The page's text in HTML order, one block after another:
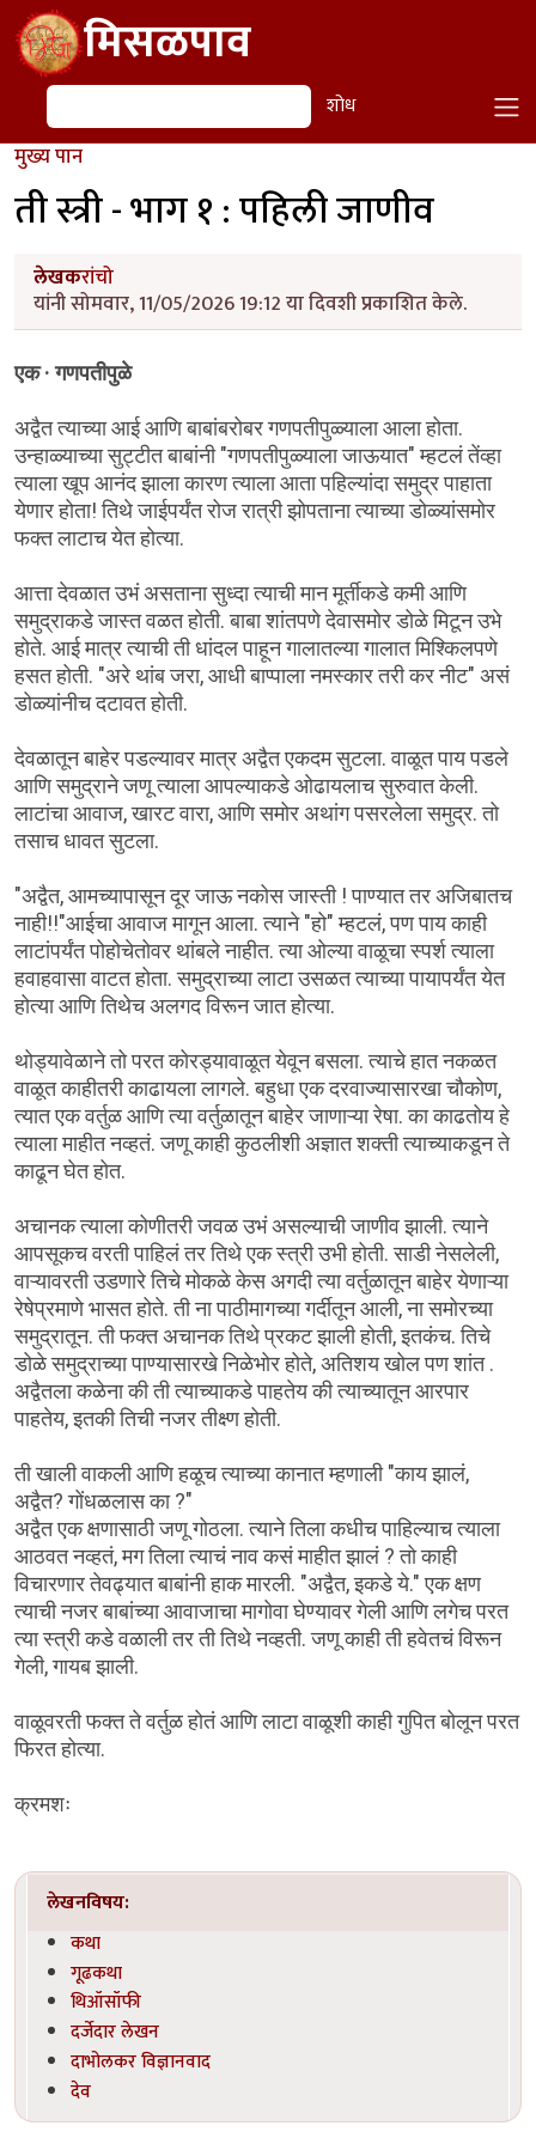
Skip to main contentमिसळपाव
शोध शोध
मुख्य पान
ती स्त्री - भाग १ : पहिली जाणीव
लेखकरांचो
यांनी सोमवार, 11/05/2026 19:12 या दिवशी प्रकाशित केले.
एक · गणपतीपुळे
अद्वैत त्याच्या आई आणि बाबांबरोबर गणपतीपुळ्याला आला होता.
उन्हाळ्याच्या सुट्टीत बाबांनी "गणपतीपुळ्याला जाऊयात" म्हटलं तेंव्हा
त्याला खूप आनंद झाला कारण त्याला आता पहिल्यांदा समुद्र पाहाता
येणार होता! तिथे जाईपर्यंत रोज रात्री झोपताना त्याच्या डोळ्यांसमोर
फक्त लाटाच येत होत्या.
आत्ता देवळात उभं असताना सुध्दा त्याची मान मूर्तीकडे कमी आणि
समुद्राकडे जास्त वळत होती. बाबा शांतपणे देवासमोर डोळे मिटून उभे
होते. आई मात्र त्याची ती धांदल पाहून गालातल्या गालात मिश्किलपणे
हसत होती. "अरे थांब जरा, आधी बाप्पाला नमस्कार तरी कर नीट" असं
डोळ्यांनीच दटावत होती.
देवळातून बाहेर पडल्यावर मात्र अद्वैत एकदम सुटला. वाळूत पाय पडले
आणि समुद्राने जणू त्याला आपल्याकडे ओढायलाच सुरुवात केली.
लाटांचा आवाज, खारट वारा, आणि समोर अथांग पसरलेला समुद्र. तो
तसाच धावत सुटला.
"अद्वैत, आमच्यापासून दूर जाऊ नकोस जास्ती ! पाण्यात तर अजिबातच
नाही!!"आईचा आवाज मागून आला. त्याने "हो" म्हटलं, पण पाय काही
लाटांपर्यंत पोहोचेतोवर थांबले नाहीत. त्या ओल्या वाळूचा स्पर्श त्याला
हवाहवासा वाटत होता. समुद्राच्या लाटा उसळत त्याच्या पायापर्यंत येत
होत्या आणि तिथेच अलगद विरून जात होत्या.
थोड्यावेळाने तो परत कोरड्यावाळूत येवून बसला. त्याचे हात नकळत
वाळूत काहीतरी काढायला लागले. बहुधा एक दरवाज्यासारखा चौकोण,
त्यात एक वर्तुळ आणि त्या वर्तुळातून बाहेर जाणाऱ्या रेषा. का काढतोय हे
त्याला माहीत नव्हतं. जणू काही कुठलीशी अज्ञात शक्ती त्याच्याकडून ते
काढून घेत होत.
अचानक त्याला कोणीतरी जवळ उभं असल्याची जाणीव झाली. त्याने
आपसूकच वरती पाहिलं तर तिथे एक स्त्री उभी होती. साडी नेसलेली,
वाऱ्यावरती उडणारे तिचे मोकळे केस अगदी त्या वर्तुळातून बाहेर येणाऱ्या
रेषेप्रमाणे भासत होते. ती ना पाठीमागच्या गर्दीतून आली, ना समोरच्या
समुद्रातून. ती फक्त अचानक तिथे प्रकट झाली होती, इतकंच. तिचे
डोळे समुद्राच्या पाण्यासारखे निळेभोर होते, अतिशय खोल पण शांत .
अद्वैतला कळेना की ती त्याच्याकडे पाहतेय की त्याच्यातून आरपार
पाहतेय, इतकी तिची नजर तीक्ष्ण होती.
ती खाली वाकली आणि हळूच त्याच्या कानात म्हणाली "काय झालं,
अद्वैत? गोंधळलास का ?"
अद्वैत एक क्षणासाठी जणू गोठला. त्याने तिला कधीच पाहिल्याच त्याला
आठवत नव्हतं, मग तिला त्याचं नाव कसं माहीत झालं ? तो काही
विचारणार तेवढ्यात बाबांनी हाक मारली. "अद्वैत, इकडे ये." एक क्षण
त्याची नजर बाबांच्या आवाजाचा मागोवा घेण्यावर गेली आणि लगेच परत
त्या स्त्री कडे वळाली तर ती तिथे नव्हती. जणू काही ती हवेतचं विरून
गेली, गायब झाली.
वाळूवरती फक्त ते वर्तुळ होतं आणि लाटा वाळूशी काही गुपित बोलून परत
फिरत होत्या.
क्रमशः
लेखनविषय:
कथा
गूढकथा
थिऑसॉफी
दर्जेदार लेखन
दाभोलकर विज्ञानवाद
देव